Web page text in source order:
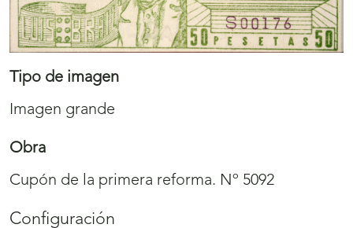
Tipo de imagen
Imagen grande
Obra
Cupón de la primera reforma. Nº 5092
Configuración